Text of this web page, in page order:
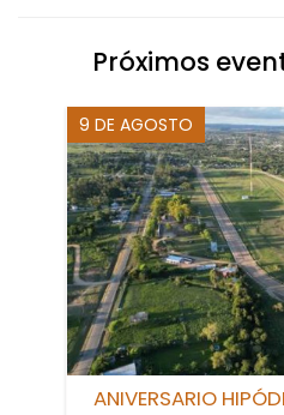
Próximos
9 DE AGOSTO
ANIVERSARIO